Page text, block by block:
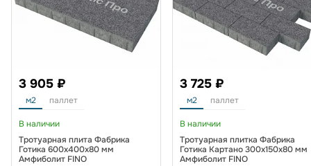
3 905 ₽
м2 паллет
В наличии
Тротуарная плита Фабрика
Готика 600х400х80 мм
Амфиболит FINO
3 725 ₽
м2 паллет
В наличии
Тротуарная плитка Фабрика
Готика Картано 300х150х80 мм
Амфиболит FINO